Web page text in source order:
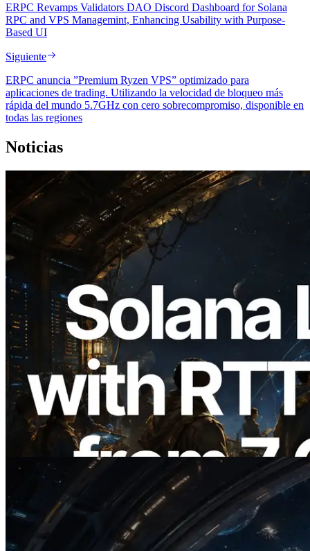
ERPC Revamps Validators DAO Discord Dashboard for Solana
RPC and VPS Managemint, Enhancing Usability with Purpose-
Based UI
Siguiente
ERPC anuncia ”Premium Ryzen VPS” optimizado para
aplicaciones de trading. Utilizando la velocidad de bloqueo más
rápida del mundo 5.7GHz con cero sobrecompromiso, disponible en
todas las regiones
Noticias
2026.08.05
ERPC amplía la Leader Slot API de
Solana con medición de ping desde 7
regiones globales — También se lanza la
Validators Information API
Leer este artículo